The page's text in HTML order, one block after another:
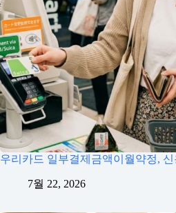
우리카드 일부결제금액이월약정, 신
7월 22, 2026